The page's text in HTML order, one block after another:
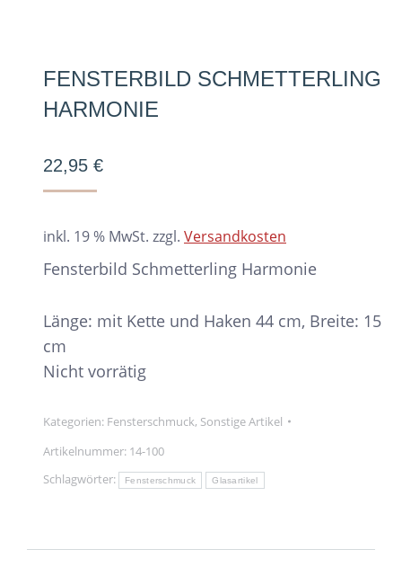
FENSTERBILD SCHMETTERLING
HARMONIE
22,95 €
inkl. 19 % MwSt. zzgl. Versandkosten
Fensterbild Schmetterling Harmonie
Länge: mit Kette und Haken 44 cm, Breite: 15
cm
Nicht vorrätig
Kategorien: Fensterschmuck, Sonstige Artikel
Artikelnummer: 14-100
Schlagwörter:
Fensterschmuck Glasartikel